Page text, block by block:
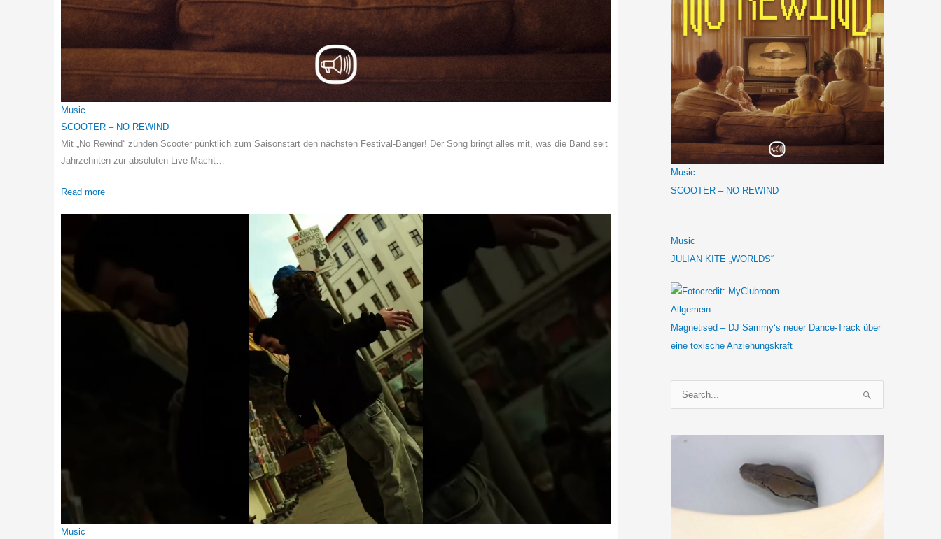
Music
SCOOTER – NO REWIND
Mit „No Rewind“ zünden Scooter pünktlich zum Saisonstart den nächsten Festival-Banger! Der Song bringt alles mit, was die Band seit
Jahrzehnten zur absoluten Live-Macht…
Read more
Music
Music
SCOOTER – NO REWIND
Music
JULIAN KITE „WORLDS“
Allgemein
Magnetised – DJ Sammy‘s neuer Dance-Track über
eine toxische Anziehungskraft
u